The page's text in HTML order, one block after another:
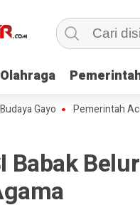
Olahraga
Olahraga
Pemerintah Aceh
Babak